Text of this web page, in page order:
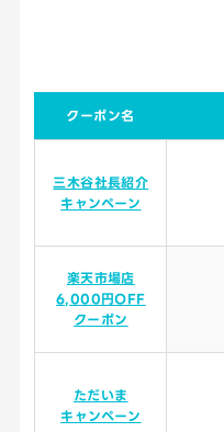
クーポン名
三木谷社長紹介
キャンペーン
楽天市場店
6,000円OFF
クーポン
ただいま
キャンペーン